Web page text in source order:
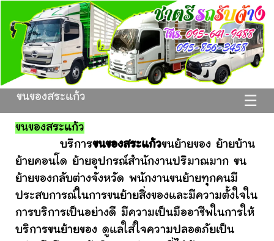
☰
ขนของสระแก้ว
ขนของสระแก้ว
บริการขนของสระแก้วขนย้ายของ ย้ายบ้าน
ย้ายคอนโด ย้ายอุปกรณ์สำนักงานปริมาณมาก ขน
ย้ายของกลับต่างจังหวัด พนักงานขนย้ายทุกคนมี
ประสบการณ์ในการขนย้ายสิ่งของและมีความตั้งใจใน
การบริการเป็นอย่างดี มีความเป็นมืออาชีพในการให้
บริการขนย้ายของ ดูแลใส่ใจความปลอดภัยเป็น